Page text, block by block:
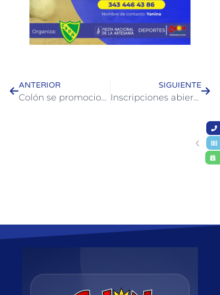
ANTERIOR
Colón se promociona en las fiestas nacionales de la región
SIGUIENTE
Inscripciones abiertas para la Colonia de Adultos en Termas Colón